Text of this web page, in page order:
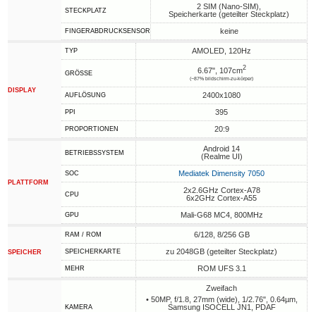
STECKPLATZ
2 SIM (Nano-SIM),
Speicherkarte (geteilter Steckplatz)
FINGERABDRUCKSENSOR keine
DISPLAY
TYP AMOLED, 120Hz
GRÖSSE 6.67", 107cm2
(~87% bildschirm-zu-körper)
AUFLÖSUNG 2400x1080
PPI 395
PROPORTIONEN 20:9
PLATTFORM
BETRIEBSSYSTEM
Android 14
(Realme UI)
SOC Mediatek Dimensity 7050
CPU
2x2.6GHz Cortex-A78
6x2GHz Cortex-A55
GPU Mali-G68 MC4, 800MHz
SPEICHER
RAM / ROM 6/128, 8/256 GB
SPEICHERKARTE zu 2048GB (geteilter Steckplatz)
MEHR ROM UFS 3.1
KAMERA
Zweifach
• 50MP, f/1.8, 27mm (wide), 1/2.76", 0.64µm,
Samsung ISOCELL JN1, PDAF